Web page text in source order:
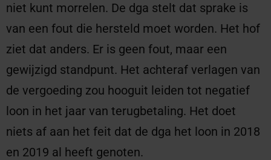
niet kunt morrelen. De dga stelt dat sprake is
van een fout die hersteld moet worden. Het hof
ziet dat anders. Er is geen fout, maar een
gewijzigd standpunt. Het achteraf verlagen van
de vergoeding zou hooguit leiden tot negatief
loon in het jaar van terugbetaling. Het doet
niets af aan het feit dat de dga het loon in 2018
en 2019 al heeft genoten.